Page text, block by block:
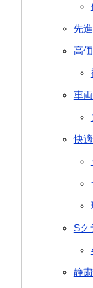
先
高
車
快
Sク
静